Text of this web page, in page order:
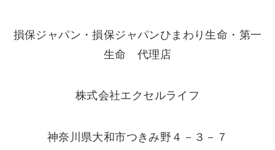
損保ジャパン・損保ジャパンひまわり生命・第一
生命 代理店
株式会社エクセルライフ
神奈川県大和市つきみ野４－３－７